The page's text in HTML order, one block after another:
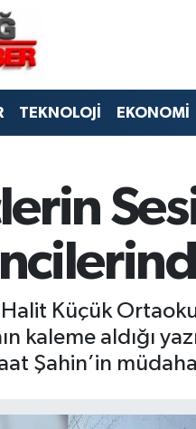
TEKNOLOJİ EKONOMİ
Küçük
kaleme aldığı
Şahin’in